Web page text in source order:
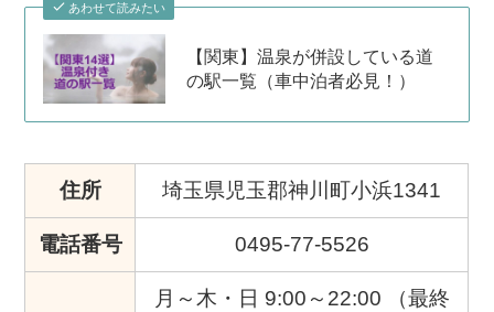
あわせて読みたい
【関東】温泉が併設している道
の駅一覧（車中泊者必見！）
住所 埼玉県児玉郡神川町小浜1341
電話番号 0495-77-5526
月～木・日 9:00～22:00 （最終